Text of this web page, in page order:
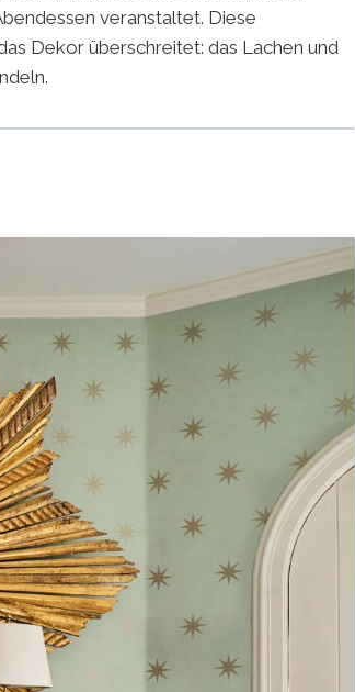
veranstaltet. Diese
Dekor überschreitet: das Lachen und